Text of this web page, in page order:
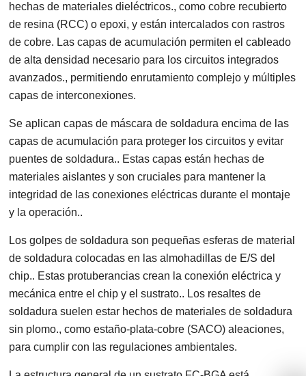
hechas de materiales dieléctricos., como cobre recubierto
de resina (RCC) o epoxi, y están intercalados con rastros
de cobre. Las capas de acumulación permiten el cableado
de alta densidad necesario para los circuitos integrados
avanzados., permitiendo enrutamiento complejo y múltiples
capas de interconexiones.
Se aplican capas de máscara de soldadura encima de las
capas de acumulación para proteger los circuitos y evitar
puentes de soldadura.. Estas capas están hechas de
materiales aislantes y son cruciales para mantener la
integridad de las conexiones eléctricas durante el montaje
y la operación..
Los golpes de soldadura son pequeñas esferas de material
de soldadura colocadas en las almohadillas de E/S del
chip.. Estas protuberancias crean la conexión eléctrica y
mecánica entre el chip y el sustrato.. Los resaltes de
soldadura suelen estar hechos de materiales de soldadura
sin plomo., como estaño-plata-cobre (SACO) aleaciones,
para cumplir con las regulaciones ambientales.